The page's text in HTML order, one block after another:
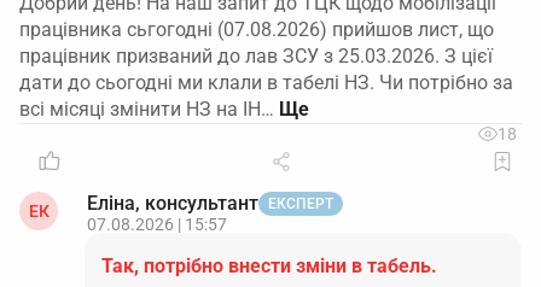
працівника сьгогодні (07.08.2026) прийшов лист, що
працівник призваний до лав ЗСУ з 25.03.2026. З цієї
дати до сьогодні ми клали в табелі НЗ. Чи потрібно за
всі місяці змінити НЗ на ІН…
18
ЕК Еліна, консультант ЕКСПЕРТ
07.08.2026 | 15:57
Так, потрібно внести зміни в табель.